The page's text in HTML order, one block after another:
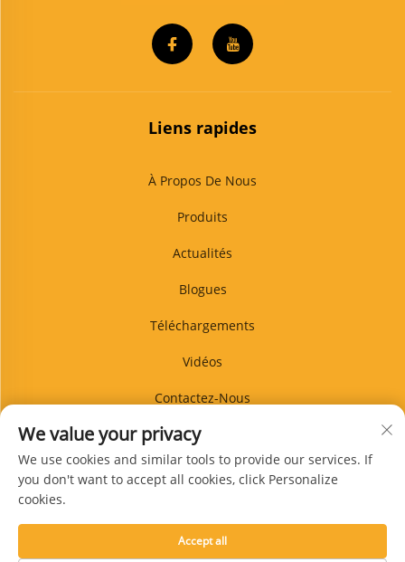
Liens rapides
À Propos De Nous
Produits
Actualités
Blogues
Téléchargements
Vidéos
Contactez-Nous
BLOG
We value your privacy
We use cookies and similar tools to provide our services. If
you don't want to accept all cookies, click Personalize
cookies.
Accept all